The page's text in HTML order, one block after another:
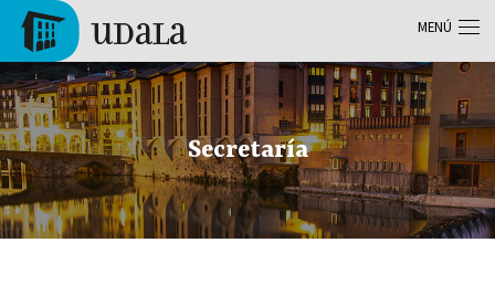
Pasar al contenido principal
Tolosa
Secretaría
MENÚ